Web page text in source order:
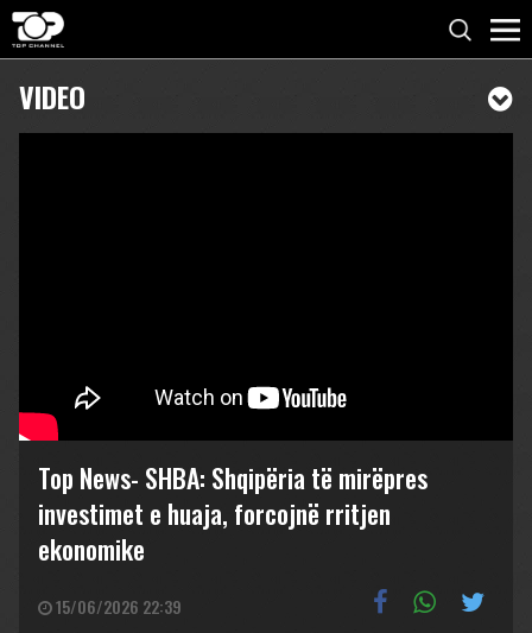
VIDEO
Top News- SHBA: Shqipëria të mirëpres
investimet e huaja, forcojnë rritjen
ekonomike
15/06/2026 22:39